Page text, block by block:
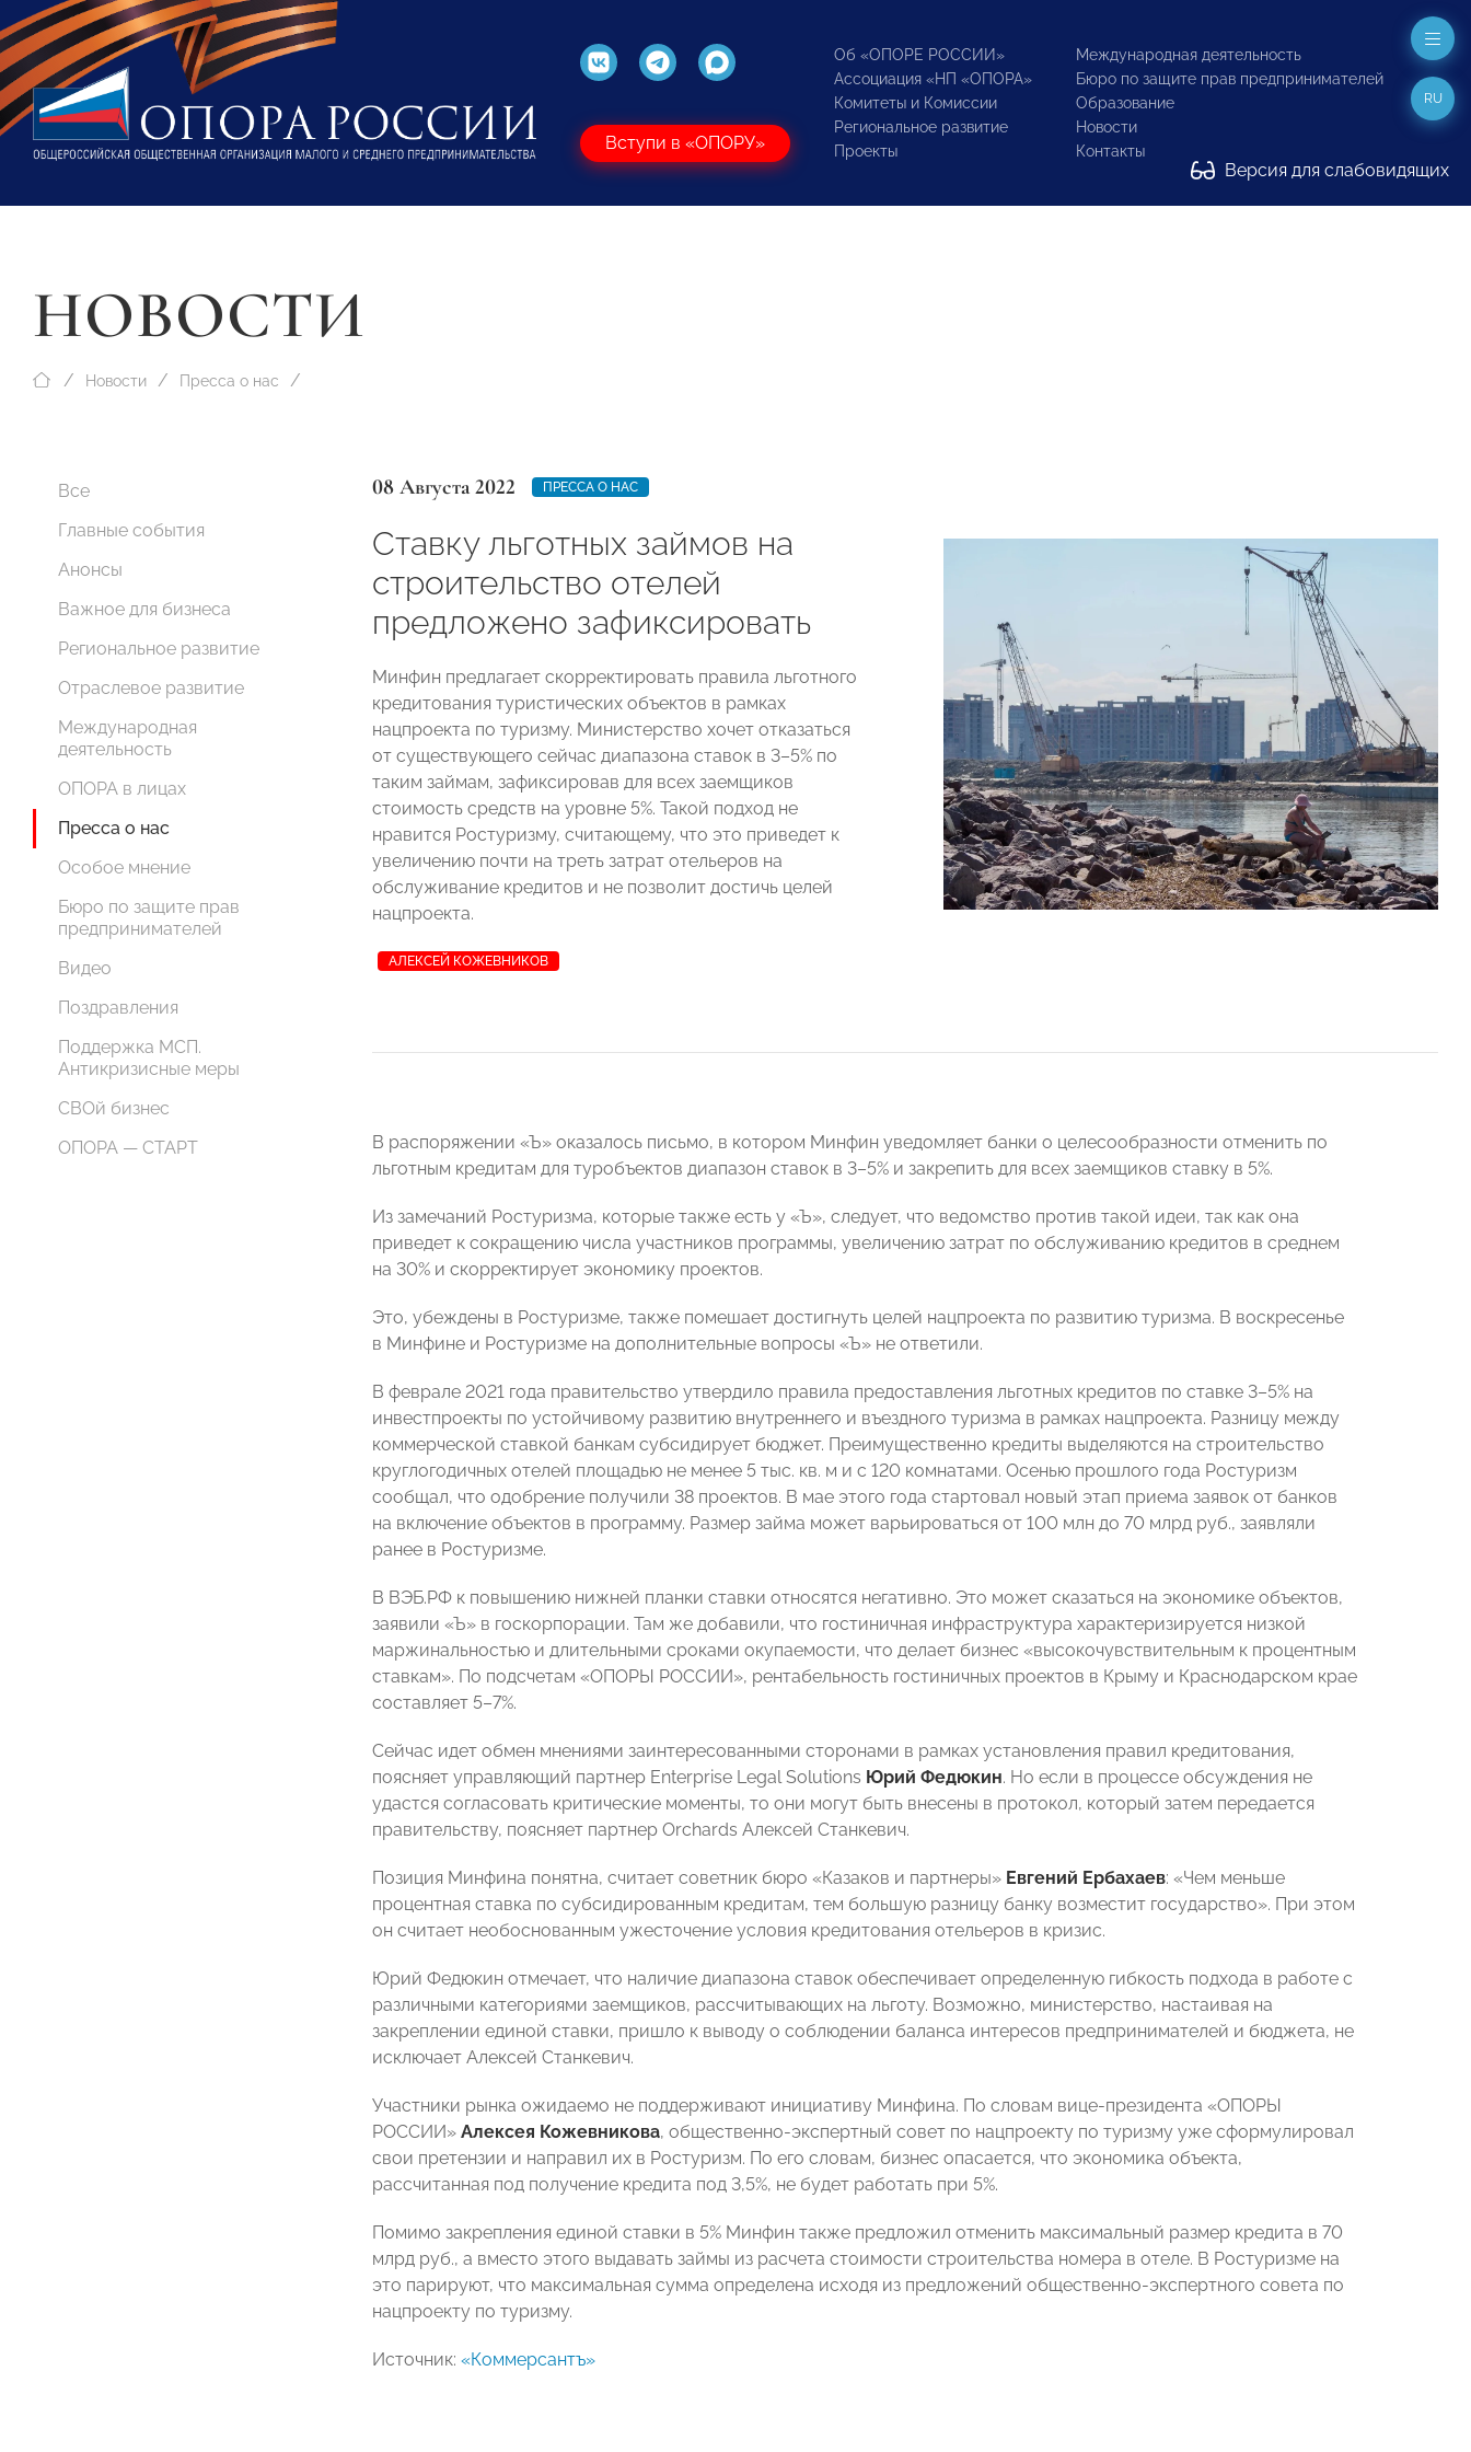
Вступи в «ОПОРУ»
Об «ОПОРЕ РОССИИ»
Ассоциация «НП «ОПОРА»
Комитеты и Комиссии
Региональное развитие
Проекты
Международная деятельность
Бюро по защите прав предпринимателей
Образование
Новости
Контакты
Версия для слабовидящих
RU
НОВОСТИ
Новости Пресса о нас
Все
Главные события
Анонсы
Важное для бизнеса
Региональное развитие
Отраслевое развитие
Международная
деятельность
ОПОРА в лицах
Пресса о нас
Особое мнение
Бюро по защите прав
предпринимателей
Видео
Поздравления
Поддержка МСП.
Антикризисные меры
СВОй бизнес
ОПОРА — СТАРТ
08 Августа 2022 ПРЕССА О НАС
Ставку льготных займов на
строительство отелей
предложено зафиксировать
Минфин предлагает скорректировать правила льготного
кредитования туристических объектов в рамках
нацпроекта по туризму. Министерство хочет отказаться
от существующего сейчас диапазона ставок в 3–5% по
таким займам, зафиксировав для всех заемщиков
стоимость средств на уровне 5%. Такой подход не
нравится Ростуризму, считающему, что это приведет к
увеличению почти на треть затрат отельеров на
обслуживание кредитов и не позволит достичь целей
нацпроекта.
АЛЕКСЕЙ КОЖЕВНИКОВ
В распоряжении «Ъ» оказалось письмо, в котором Минфин уведомляет банки о целесообразности отменить по
льготным кредитам для туробъектов диапазон ставок в 3–5% и закрепить для всех заемщиков ставку в 5%.
Из замечаний Ростуризма, которые также есть у «Ъ», следует, что ведомство против такой идеи, так как она
приведет к сокращению числа участников программы, увеличению затрат по обслуживанию кредитов в среднем
на 30% и скорректирует экономику проектов.
Это, убеждены в Ростуризме, также помешает достигнуть целей нацпроекта по развитию туризма. В воскресенье
в Минфине и Ростуризме на дополнительные вопросы «Ъ» не ответили.
В феврале 2021 года правительство утвердило правила предоставления льготных кредитов по ставке 3–5% на
инвестпроекты по устойчивому развитию внутреннего и въездного туризма в рамках нацпроекта. Разницу между
коммерческой ставкой банкам субсидирует бюджет. Преимущественно кредиты выделяются на строительство
круглогодичных отелей площадью не менее 5 тыс. кв. м и с 120 комнатами. Осенью прошлого года Ростуризм
сообщал, что одобрение получили 38 проектов. В мае этого года стартовал новый этап приема заявок от банков
на включение объектов в программу. Размер займа может варьироваться от 100 млн до 70 млрд руб., заявляли
ранее в Ростуризме.
В ВЭБ.РФ к повышению нижней планки ставки относятся негативно. Это может сказаться на экономике объектов,
заявили «Ъ» в госкорпорации. Там же добавили, что гостиничная инфраструктура характеризируется низкой
маржинальностью и длительными сроками окупаемости, что делает бизнес «высокочувствительным к процентным
ставкам». По подсчетам «ОПОРЫ РОССИИ», рентабельность гостиничных проектов в Крыму и Краснодарском крае
составляет 5–7%.
Сейчас идет обмен мнениями заинтересованными сторонами в рамках установления правил кредитования,
поясняет управляющий партнер Enterprise Legal Solutions Юрий Федюкин. Но если в процессе обсуждения не
удастся согласовать критические моменты, то они могут быть внесены в протокол, который затем передается
правительству, поясняет партнер Orchards Алексей Станкевич.
Позиция Минфина понятна, считает советник бюро «Казаков и партнеры» Евгений Ербахаев: «Чем меньше
процентная ставка по субсидированным кредитам, тем большую разницу банку возместит государство». При этом
он считает необоснованным ужесточение условия кредитования отельеров в кризис.
Юрий Федюкин отмечает, что наличие диапазона ставок обеспечивает определенную гибкость подхода в работе с
различными категориями заемщиков, рассчитывающих на льготу. Возможно, министерство, настаивая на
закреплении единой ставки, пришло к выводу о соблюдении баланса интересов предпринимателей и бюджета, не
исключает Алексей Станкевич.
Участники рынка ожидаемо не поддерживают инициативу Минфина. По словам вице-президента «ОПОРЫ
РОССИИ» Алексея Кожевникова, общественно-экспертный совет по нацпроекту по туризму уже сформулировал
свои претензии и направил их в Ростуризм. По его словам, бизнес опасается, что экономика объекта,
рассчитанная под получение кредита под 3,5%, не будет работать при 5%.
Помимо закрепления единой ставки в 5% Минфин также предложил отменить максимальный размер кредита в 70
млрд руб., а вместо этого выдавать займы из расчета стоимости строительства номера в отеле. В Ростуризме на
это парируют, что максимальная сумма определена исходя из предложений общественно-экспертного совета по
нацпроекту по туризму.
Источник: «Коммерсантъ»